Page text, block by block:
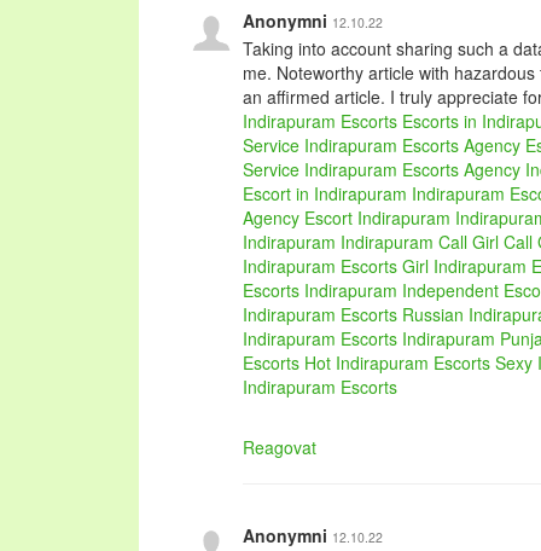
Anonymni 12.10.22
Taking into account sharing such a
me. Noteworthy article with
an affirmed article. I truly appreciate
Indirapuram Escorts Escorts in
Service Indirapuram Escorts Agency
Service Indirapuram Escorts Agency
Escort in Indirapuram Indirapuram
Agency Escort Indirapuram
Indirapuram Indirapuram Call Girl Call
Indirapuram Escorts Girl Indirapuram
Escorts Indirapuram Independent
Indirapuram Escorts Russian
Indirapuram Escorts Indirapuram
Escorts Hot Indirapuram Escorts Sexy
Indirapuram Escorts
Reagovat
Anonymni 12.10.22